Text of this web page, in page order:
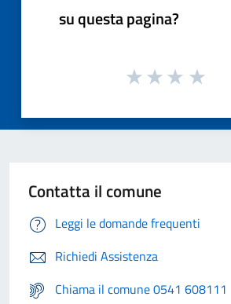
su questa pagina?
Contatta il comune
Leggi le domande frequenti
Richiedi Assistenza
Chiama il comune 0541 608111